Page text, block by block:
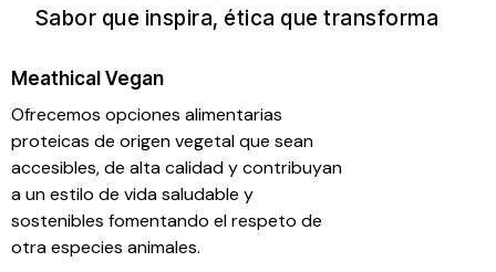
Sabor que inspira, ética que transforma
Meathical Vegan
Ofrecemos opciones alimentarias
proteicas de origen vegetal que sean
accesibles, de alta calidad y contribuyan
a un estilo de vida saludable y
sostenibles fomentando el respeto de
otra especies animales.